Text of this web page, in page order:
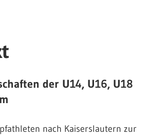
der U14, U16, U18
nach Kaiserslautern zur